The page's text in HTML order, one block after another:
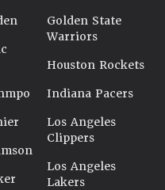
Golden State
Warriors
Houston Rockets
Indiana Pacers
Los Angeles
Clippers
Los Angeles
Lakers